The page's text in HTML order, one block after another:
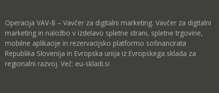
Operacija VAV-8 – Vavčer za digitalni marketing. Vavčer za digitalni
marketing in naložbo v izdelavo spletne strani, spletne trgovine,
mobilne aplikacije in rezervacijsko platformo sofinancirata
Republika Slovenija in Evropska unija iz Evropskega sklada za
regionalni razvoj. Več: eu-skladi.si